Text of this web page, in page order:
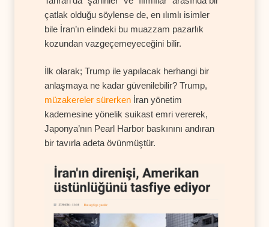
çatlak olduğu söylense de, en ılımlı isimler
bile İran’ın elindeki bu muazzam pazarlık
kozundan vazgeçemeyeceğini bilir.
İlk olarak; Trump ile yapılacak herhangi bir
anlaşmaya ne kadar güvenilebilir? Trump,
müzakereler sürerken İran yönetim
kademesine yönelik suikast emri vererek,
Japonya’nın Pearl Harbor baskınını andıran
bir tavırla adeta övünmüştür.